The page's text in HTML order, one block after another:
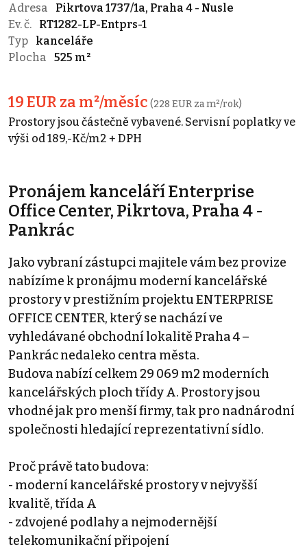
Adresa
Pikrtova 1737/1a, Praha 4 - Nusle
Ev. č.
RT1282-LP-Entprs-1
Typ
kanceláře
Plocha
525 m²
19 EUR za m²/měsíc (228 EUR za m²/rok)
Prostory jsou částečně vybavené. Servisní poplatky ve
výši od 189,-Kč/m2 + DPH
Pronájem kanceláří Enterprise
Office Center, Pikrtova, Praha 4 -
Pankrác
Jako vybraní zástupci majitele vám bez provize
nabízíme k pronájmu moderní kancelářské
prostory v prestižním projektu ENTERPRISE
OFFICE CENTER, který se nachází ve
vyhledávané obchodní lokalitě Praha 4 –
Pankrác nedaleko centra města.
Budova nabízí celkem 29 069 m2 moderních
kancelářských ploch třídy A. Prostory jsou
vhodné jak pro menší firmy, tak pro nadnárodní
společnosti hledající reprezentativní sídlo.
Proč právě tato budova:
- moderní kancelářské prostory v nejvyšší
kvalitě, třída A
- zdvojené podlahy a nejmodernější
telekomunikační připojení